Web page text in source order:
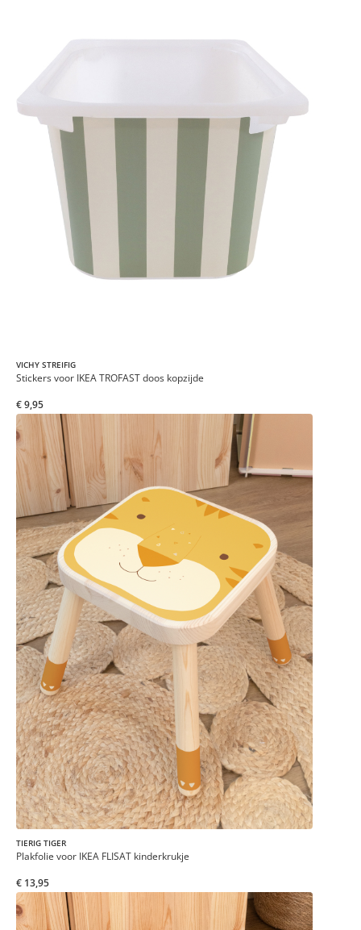
VICHY STREIFIG
Stickers voor IKEA TROFAST doos kopzijde
€ 9,95
TIERIG TIGER
Plakfolie voor IKEA FLISAT kinderkrukje
€ 13,95